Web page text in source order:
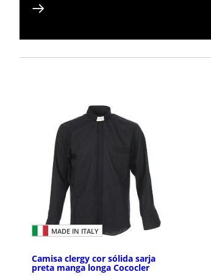
MADE IN ITALY
Camisa clergy cor sólida sarja
preta manga longa Cococler